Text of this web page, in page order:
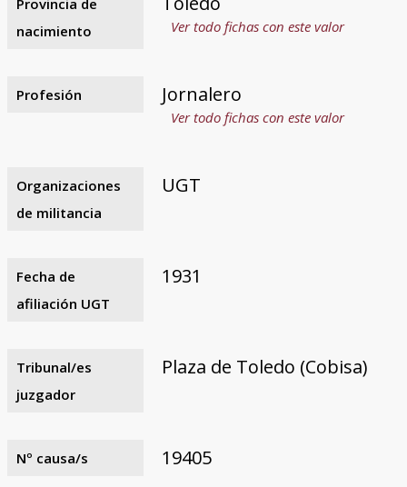
nacimiento
Ver todo fichas con este valor
Profesión Jornalero
Ver todo fichas con este valor
Organizaciones
de militancia
UGT
Fecha de
afiliación UGT
1931
Tribunal/es
juzgador
Plaza de Toledo (Cobisa)
Nº causa/s 19405